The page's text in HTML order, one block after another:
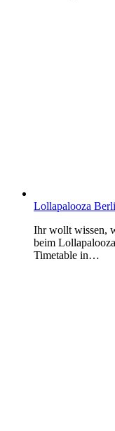
Lollapalooza
Ihr wollt wissen,
beim
Timetable in…